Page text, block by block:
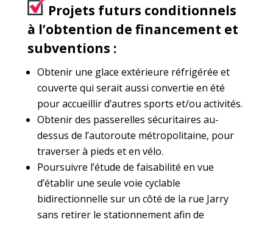
Projets futurs conditionnels
à l’obtention de financement et
subventions :
Obtenir une glace extérieure réfrigérée et
couverte qui serait aussi convertie en été
pour accueillir d’autres sports et/ou activités.
Obtenir des passerelles sécuritaires au-
dessus de l’autoroute métropolitaine, pour
traverser à pieds et en vélo.
Poursuivre l’étude de faisabilité en vue
d’établir une seule voie cyclable
bidirectionnelle sur un côté de la rue Jarry
sans retirer le stationnement afin de